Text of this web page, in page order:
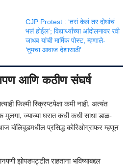
CJP Protest : ‘तसं केलं तर दोघांचं
भलं होईल’; विद्यार्थ्यांच्या आंदोलनावर रवी
जाधव यांची मार्मिक पोस्ट, म्हणाले-
‘तुमचा आवाज देशासाठी’
आणि कठीण संघर्ष
फिल्मी स्क्रिप्टपेक्षा कमी नाही. अत्यंत
मुलगा, ज्याच्या घरात कधी कधी साधा डाळ-
बॉलिवूडमधील प्रसिद्ध कोरिओग्राफर म्हणून
झोपडपट्टीत राहताना भविष्याबद्दल